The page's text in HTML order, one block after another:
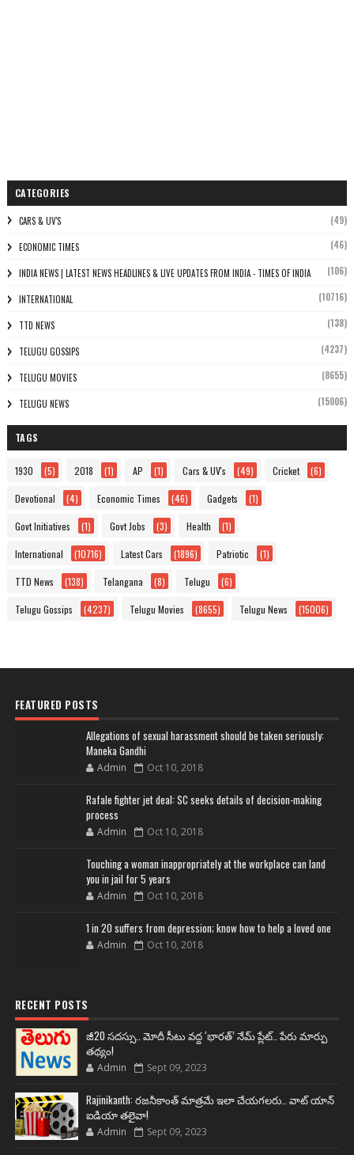
CATEGORIES
CARS & UV'S (49)
ECONOMIC TIMES (46)
INDIA NEWS | LATEST NEWS HEADLINES & LIVE UPDATES FROM INDIA - TIMES OF INDIA (106)
INTERNATIONAL (10716)
TTD NEWS (138)
TELUGU GOSSIPS (4237)
TELUGU MOVIES (8655)
TELUGU NEWS (15006)
TAGS
1930 (5) 2018 (1) AP (1) Cars & UV's (49) Cricket (6)
Devotional (4) Economic Times (46) Gadgets (1)
Govt Initiatives (1) Govt Jobs (3) Health (1)
International (10716) Latest Cars (1896) Patriotic (1)
TTD News (138) Telangana (8) Telugu (6)
Telugu Gossips (4237) Telugu Movies (8655) Telugu News (15006)
FEATURED POSTS
Allegations of sexual harassment should be taken seriously:
Maneka Gandhi
Admin Oct 10, 2018
Rafale fighter jet deal: SC seeks details of decision-making
process
Admin Oct 10, 2018
Touching a woman inappropriately at the workplace can land
you in jail for 5 years
Admin Oct 10, 2018
1 in 20 suffers from depression; know how to help a loved one
Admin Oct 10, 2018
RECENT POSTS
జీ20 సదస్సు.. మోదీ సీటు వద్ద ‘భారత్’ నేమ్ ప్లేట్‌.. పేరు మార్పు
తథ్యం!
Admin Sept 09, 2023
Rajinikanth: రజనీకాంత్ మాత్రమే ఇలా చేయగలరు.. వాట్ యాన్
ఐడియా తలైవా!
Admin Sept 09, 2023